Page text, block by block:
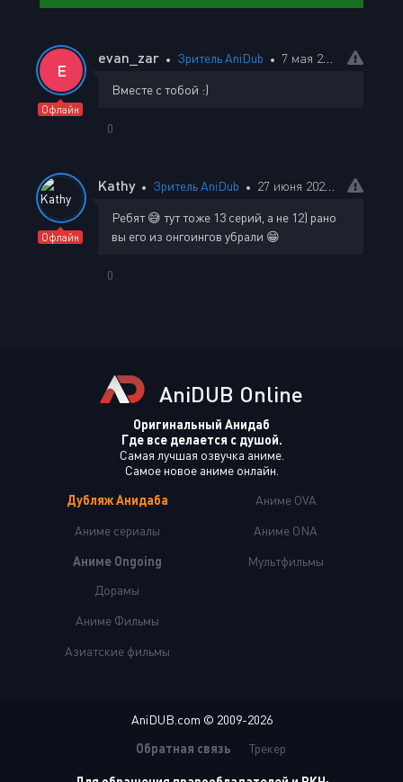
E
Офлайн
evan_zar Зритель AniDub 7 мая 2026 04:24
Вместе с тобой :)
0
Офлайн
Kathy Зритель AniDub 27 июня 2026 13:35
Ребят 😅 тут тоже 13 серий, а не 12) рано
вы его из онгоингов убрали 😁
0
AniDUB Online
Оригинальный Анидаб
Где все делается с душой.
Самая лучшая озвучка аниме.
Самое новое аниме онлайн.
Дубляж Анидаба
Аниме сериалы
Аниме Ongoing
Аниме OVA
Аниме ONA
Мультфильмы
Дорамы
Аниме Фильмы
Азиатские фильмы
AniDUB.com © 2009-2026
Обратная связь
Трекер